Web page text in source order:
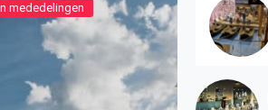
Medemblik